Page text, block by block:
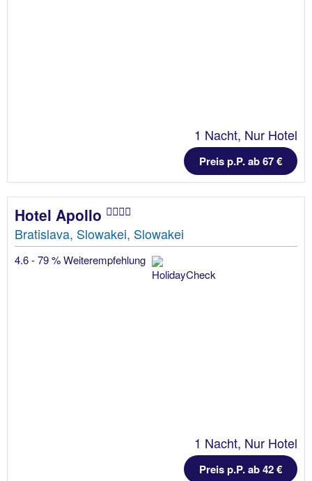
1 Nacht, Nur Hotel
Preis p.P. ab 67 €
Hotel Apollo
Bratislava, Slowakei, Slowakei
4.6 - 79 % Weiterempfehlung
1 Nacht, Nur Hotel
Preis p.P. ab 42 €